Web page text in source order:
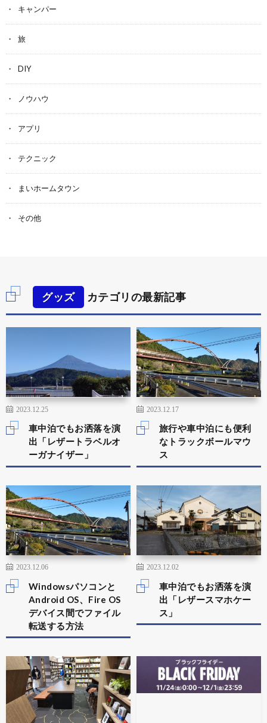
キャンパー
旅
DIY
ノウハウ
アプリ
テクニック
まいホームタウン
その他
グッズ カテゴリの最新記事
2023.12.25
車中泊でもお洒落を演
出「レザートラベルオ
ーガナイザー」
2023.12.17
旅行や車中泊にも便利
なトラックボールマウ
ス
2023.12.06
Windowsパソコンと
Android OS、Fire OS
デバイス間でファイル
転送する方法
2023.12.02
車中泊でもお洒落を演
出「レザースマホケー
ス」